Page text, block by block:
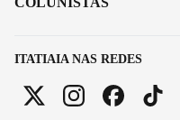
ITATIAIA NAS REDES